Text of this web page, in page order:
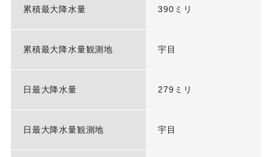
累積最大降水量 390ミリ
累積最大降水量観測地 宇目
日最大降水量 279ミリ
日最大降水量観測地 宇目